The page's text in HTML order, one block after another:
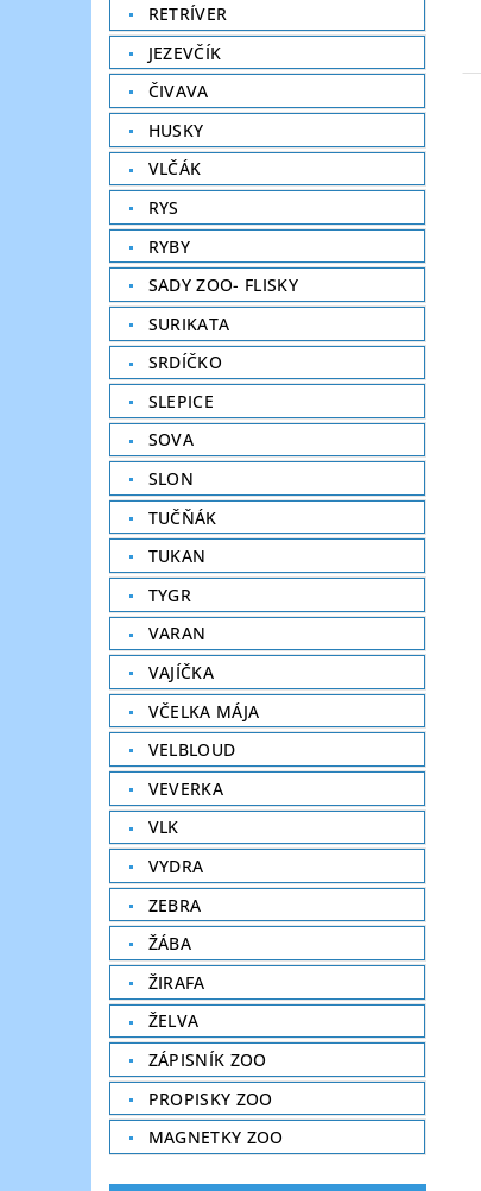
RETRÍVER
JEZEVČÍK
ČIVAVA
HUSKY
VLČÁK
RYS
RYBY
SADY ZOO- FLISKY
SURIKATA
SRDÍČKO
SLEPICE
SOVA
SLON
TUČŇÁK
TUKAN
TYGR
VARAN
VAJÍČKA
VČELKA MÁJA
VELBLOUD
VEVERKA
VLK
VYDRA
ZEBRA
ŽÁBA
ŽIRAFA
ŽELVA
ZÁPISNÍK ZOO
PROPISKY ZOO
MAGNETKY ZOO